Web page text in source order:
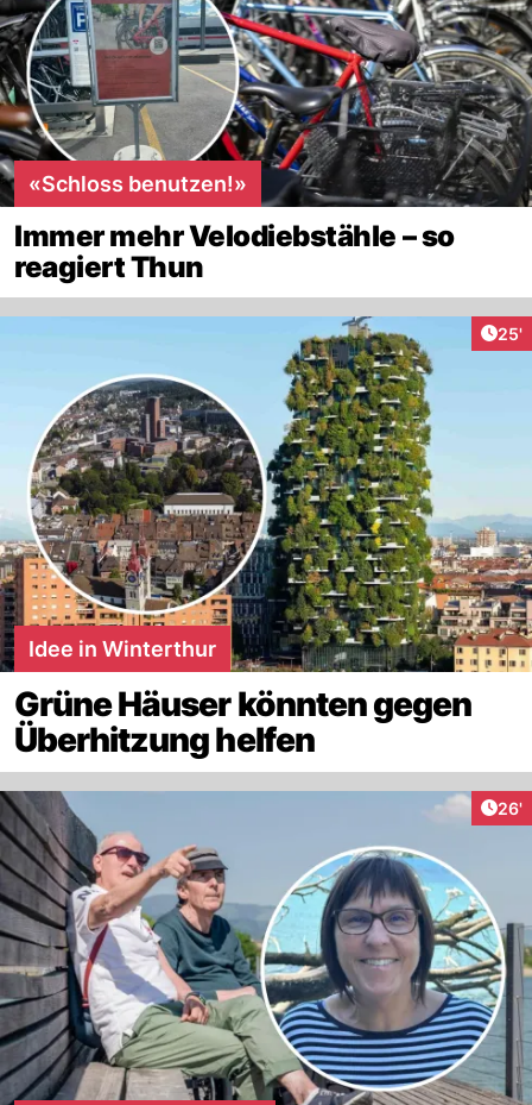
«Schloss benutzen!»
Immer mehr Velodiebstähle – so
reagiert Thun
25'
Idee in Winterthur
Grüne Häuser könnten gegen
Überhitzung helfen
26'